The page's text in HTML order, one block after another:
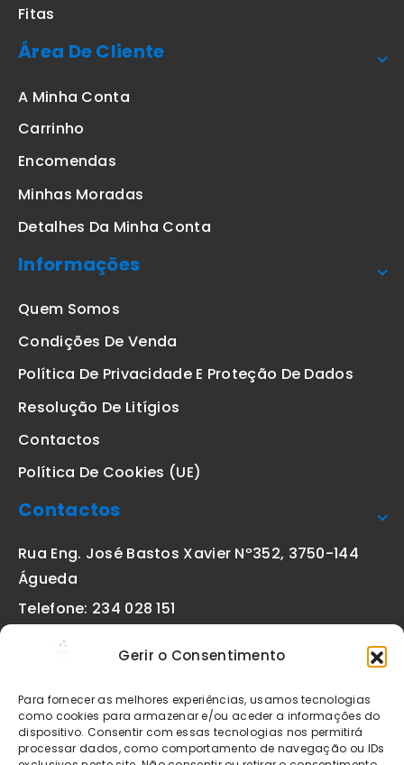
Gerir o Consentimento
Para fornecer as melhores experiências, usamos tecnologias
como cookies para armazenar e/ou aceder a informações do
dispositivo. Consentir com essas tecnologias nos permitirá
processar dados, como comportamento de navegação ou IDs
Fitas
Área De Cliente
A Minha Conta
Carrinho
Encomendas
Minhas Moradas
Detalhes Da Minha Conta
Informações
Quem Somos
Condições De Venda
Política De Privacidade E Proteção De Dados
Resolução De Litígios
Contactos
Política De Cookies (UE)
Contactos
Rua Eng. José Bastos Xavier Nº352, 3750-144
Águeda
Telefone: 234 028 151
geral@etiquetas-online.pt
Os preços indicados incluem IVA à taxa legal em vigor. Todos